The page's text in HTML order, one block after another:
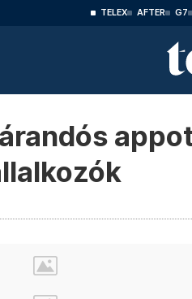
TELEX AFTER G7